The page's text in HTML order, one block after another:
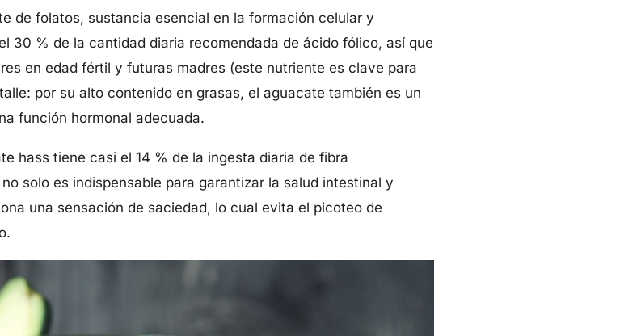
de folatos, sustancia esencial en la formación celular y
30 % de la cantidad diaria recomendada de ácido fólico, así que
en edad fértil y futuras madres (este nutriente es clave para
por su alto contenido en grasas, el aguacate también es un
función hormonal adecuada.
hass tiene casi el 14 % de la ingesta diaria de fibra
solo es indispensable para garantizar la salud intestinal y
una sensación de saciedad, lo cual evita el picoteo de